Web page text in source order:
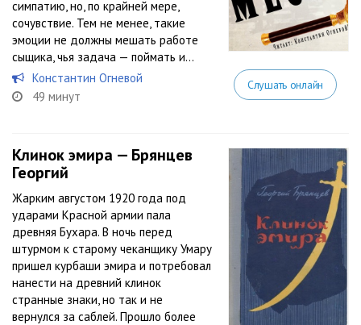
симпатию, но, по крайней мере,
сочувствие. Тем не менее, такие
эмоции не должны мешать работе
сыщика, чья задача — поймать и...
Константин Огневой
49 минут
Слушать онлайн
Клинок эмира — Брянцев
Георгий
Жарким августом 1920 года под
ударами Красной армии пала
древняя Бухара. В ночь перед
штурмом к старому чеканщику Умару
пришел курбаши эмира и потребовал
нанести на древний клинок
странные знаки, но так и не
вернулся за саблей. Прошло более